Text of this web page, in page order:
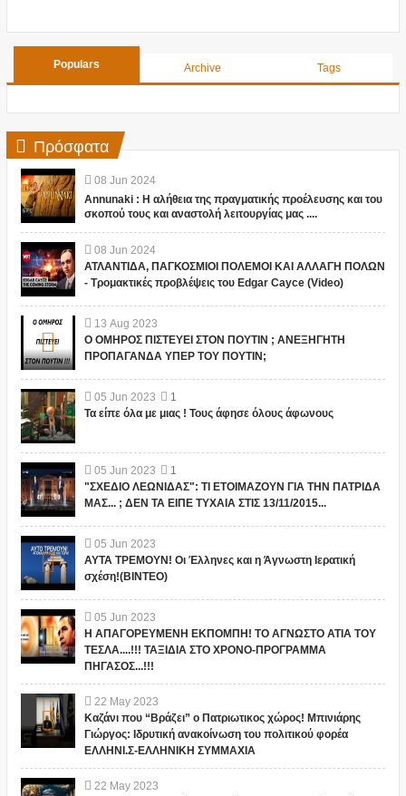
Populars Archive Tags
Πρόσφατα
08 Jun 2024
Annunaki : Η αλήθεια της πραγματικής προέλευσης και του
σκοπού τους και αναστολή λειτουργίας μας ....
08 Jun 2024
ΑΤΛΑΝΤΙΔΑ, ΠΑΓΚΟΣΜΙΟΙ ΠΟΛΕΜΟΙ ΚΑΙ ΑΛΛΑΓΗ ΠΟΛΩΝ
- Τρομακτικές προβλέψεις του Edgar Cayce (Video)
13 Aug 2023
Ο ΟΜΗΡΟΣ ΠΙΣΤΕΥΕΙ ΣΤΟΝ ΠΟΥΤΙΝ ; ΑΝΕΞΗΓΗΤΗ
ΠΡΟΠΑΓΑΝΔΑ ΥΠΕΡ ΤΟΥ ΠΟΥΤΙΝ;
05 Jun 2023
1
Τα είπε όλα με μιας ! Τους άφησε όλους άφωνους
05 Jun 2023
1
"ΣΧΕΔΙΟ ΛΕΩΝΙΔΑΣ": ΤΙ ΕΤΟΙΜΑΖΟΥΝ ΓΙΑ ΤΗΝ ΠΑΤΡΙΔΑ
ΜΑΣ... ; ΔΕΝ ΤΑ ΕΙΠΕ ΤΥΧΑΙΑ ΣΤΙΣ 13/11/2015...
05 Jun 2023
ΑΥΤΑ ΤΡΕΜΟΥΝ! Οι Έλληνες και η Άγνωστη Ιερατική
σχέση!(ΒΙΝΤΕΟ)
05 Jun 2023
Η ΑΠΑΓΟΡΕΥΜΕΝΗ ΕΚΠΟΜΠΗ! ΤΟ ΑΓΝΩΣΤΟ ΑΤΙΑ ΤΟΥ
ΤΕΣΛΑ....!!! ΤΑΞΙΔΙΑ ΣΤΟ ΧΡΟΝΟ-ΠΡΟΓΡΑΜΜΑ
ΠΗΓΑΣΟΣ...!!!
22 May 2023
Καζάνι που “Βράζει” ο Πατριωτικος χώρος! Μπινιάρης
Γιώργος: Ιδρυτική ανακοίνωση του πολιτικού φορέα
ΕΛΛΗΝΙ.Σ-ΕΛΛΗΝΙΚΗ ΣΥΜΜΑΧΙΑ
22 May 2023